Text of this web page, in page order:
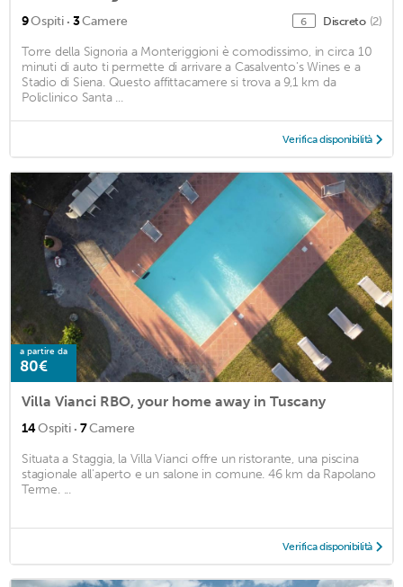
9Ospiti · 3Camere 6 Discreto (2)
Torre della Signoria a Monteriggioni è comodissimo, in circa 10
minuti di auto ti permette di arrivare a Casalvento's Wines e a
Stadio di Siena. Questo affittacamere si trova a 9,1 km da
Policlinico Santa ...
Verifica disponibilità
a partire da
80€
Villa Vianci RBO, your home away in Tuscany
14Ospiti · 7Camere
Situata a Staggia, la Villa Vianci offre un ristorante, una piscina
stagionale all'aperto e un salone in comune. 46 km da Rapolano
Terme. ...
Verifica disponibilità